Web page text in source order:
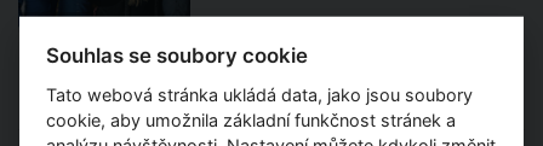
Souhlas se soubory cookie
Tato webová stránka ukládá data, jako jsou soubory
cookie, aby umožnila základní funkčnost stránek a